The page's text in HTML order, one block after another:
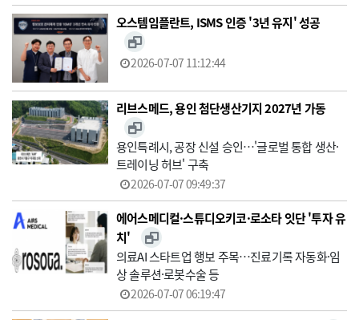
오스템임플란트, ISMS 인증 '3년 유지' 성공
2026-07-07 11:12:44
리브스메드, 용인 첨단생산기지 2027년 가동
용인특례시, 공장 신설 승인…'글로벌 통합 생산·
트레이닝 허브' 구축
2026-07-07 09:49:37
에어스메디컬·스튜디오키코·로소타 잇단 '투자 유
치'
의료AI 스타트업 행보 주목…진료기록 자동화·임
상 솔루션·로봇수술 등
2026-07-07 06:19:47